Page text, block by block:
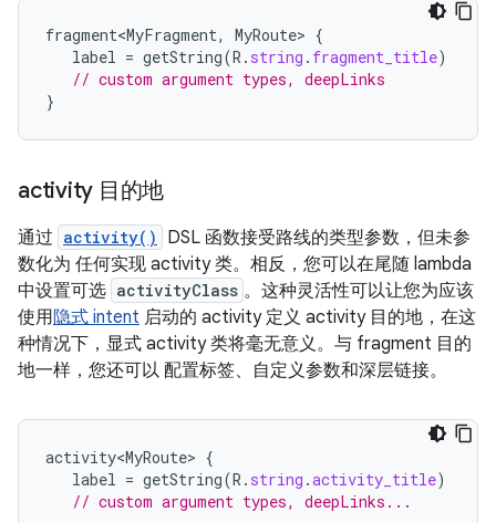
fragment<MyFragment, MyRoute> {
label = getString(R . string . fragment_title)
// custom argument types, deepLinks
}
activity 目的地
通过 activity()
DSL 函数接受路线的类型参数，但未参
数化为 任何实现 activity 类。相反，您可以在尾随 lambda
中设置可选 activityClass 。这种灵活性可以让您为应该
使用隐式 intent 启动的 activity 定义 activity 目的地，在这
种情况下，显式 activity 类将毫无意义。与 fragment 目的
地一样，您还可以 配置标签、自定义参数和深层链接。
activity<MyRoute> {
label = getString(R . string .activity_title)
// custom argument types, deepLinks...